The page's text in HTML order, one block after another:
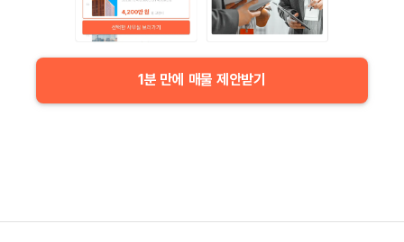
1분 만에 매물 제안받기